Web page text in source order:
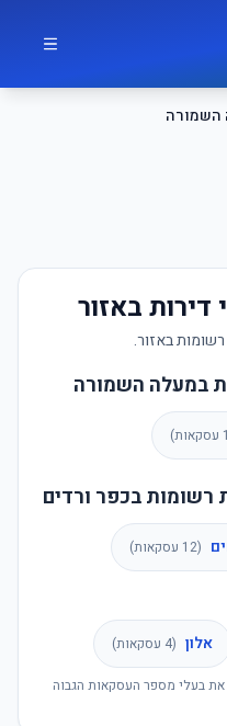
השמורה
באזור
באזור.
במעלה השמורה
1 עסקאות)
רשומות בכפר ורדים
(
12 עסקאות)
אלון (
4 עסקאות)
את בעלי מספר העסקאות הגבוה